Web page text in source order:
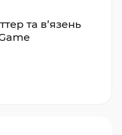
та в’язень